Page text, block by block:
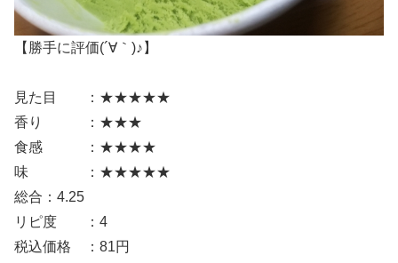
【勝手に評価(´∀｀)♪】
見た目 ：★★★★★
香り ：★★★
食感 ：★★★★
味 ：★★★★★
総合：4.25
リピ度 ：4
税込価格 ：81円